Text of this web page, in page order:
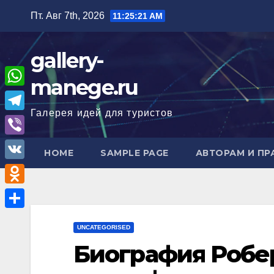
содержимому
Пт. Авг 7th, 2026 11:25:22 AM
gallery-
manege.ru
Галерея идей для туристов
HOME SAMPLE PAGE АВТОРАМ И
UNCATEGORISED
Биография
W
h
a
A
T
e
l
e
g
V
i
b
e
V
K
O